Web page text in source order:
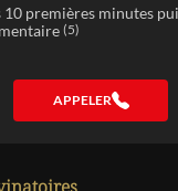
10 premières minutes
(5)
APPELER